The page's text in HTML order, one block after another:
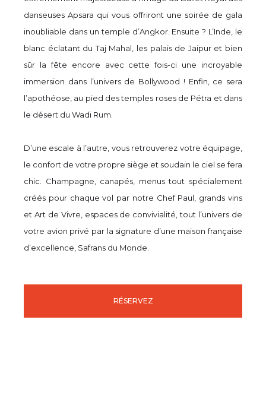
danseuses Apsara qui vous offriront une soirée de gala
inoubliable dans un temple d’Angkor. Ensuite ? L’Inde, le
blanc éclatant du Taj Mahal, les palais de Jaipur et bien
sûr la fête encore avec cette fois-ci une incroyable
immersion dans l’univers de Bollywood ! Enfin, ce sera
l’apothéose, au pied des temples roses de Pétra et dans
le désert du Wadi Rum.
D’une escale à l’autre, vous retrouverez votre équipage,
le confort de votre propre siège et soudain le ciel se fera
chic. Champagne, canapés, menus tout spécialement
créés pour chaque vol par notre Chef Paul, grands vins
et Art de Vivre, espaces de convivialité, tout l’univers de
votre avion privé par la signature d’une maison française
d’excellence, Safrans du Monde.
RÉSERVEZ